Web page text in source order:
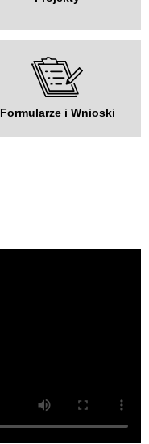
Formularze i Wnioski